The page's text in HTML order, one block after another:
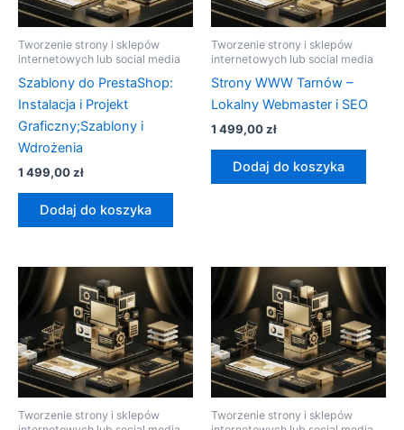
Tworzenie strony i sklepów
internetowych lub social media
Szablony do PrestaShop:
Instalacja i Projekt
Graficzny;Szablony i
Wdrożenia
1 499,00zł
Dodaj do koszyka
Tworzenie strony i sklepów
internetowych lub social media
Strony WWW Tarnów –
Lokalny Webmaster i SEO
1 499,00zł
Dodaj do koszyka
Tworzenie strony i sklepów
Tworzenie strony i sklepów